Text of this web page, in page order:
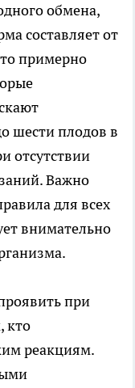
обмена,
составляет от
примерно
шести плодов в
отсутствии
Важно
для всех
внимательно
при
кто
реакциям.